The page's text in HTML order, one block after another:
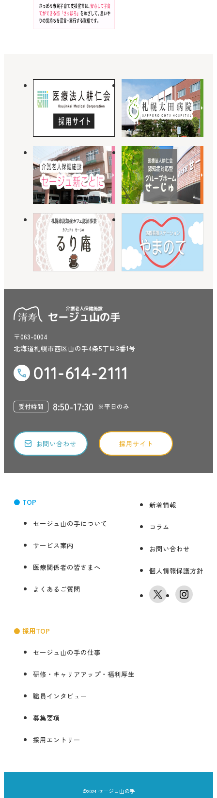
〒063-0004
北海道札幌市西区山の手4条5丁目3番1号
011-614-2111
受付時間 8:50-17:30 ※平日のみ
お問い合わせ 採用サイト
● TOP
セージュ山の手について
サービス案内
医療関係者の皆さまへ
よくあるご質問
● 採用TOP
セージュ山の手の仕事
研修・キャリアアップ・福利厚生
職員インタビュー
募集要項
採用エントリー
新着情報
コラム
お問い合わせ
個人情報保護方針
©2024 セージュ山の手